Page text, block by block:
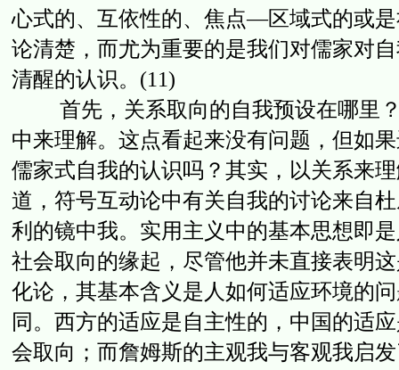
心式的、互依性的、焦点—区域式的或
论清楚，而尤为重要的是我们对儒家对
清醒的认识。(11)
首先，关系取向的自我预设在哪里？
中来理解。这点看起来没有问题，但如
儒家式自我的认识吗？其实，以关系来
道，符号互动论中有关自我的讨论来自
利的镜中我。实用主义中的基本思想即
社会取向的缘起，尽管他并未直接表明
化论，其基本含义是人如何适应环境的
同。西方的适应是自主性的，中国的适
会取向；而詹姆斯的主观我与客观我启